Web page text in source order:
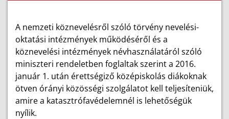
A nemzeti köznevelésről szóló törvény nevelési-
oktatási intézmények működéséről és a
köznevelési intézmények névhasználatáról szóló
miniszteri rendeletben foglaltak szerint a 2016.
január 1. után érettségiző középiskolás diákoknak
ötven órányi közösségi szolgálatot kell teljesíteniük,
amire a katasztrófavédelemnél is lehetőségük
nyílik.